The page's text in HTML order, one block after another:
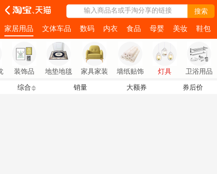
输入商品名或手淘分享的链接 搜索
家居用品 文体车品 数码 内衣 食品 母婴 美妆 鞋包
装饰品 地垫地毯 家具家装 墙纸贴饰 灯具 卫浴用品
综合 销量 大额券 券后价